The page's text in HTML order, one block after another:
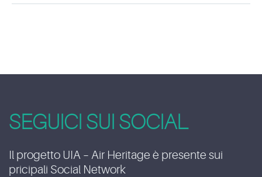
SEGUICI SUI SOCIAL
Il progetto UIA – Air Heritage è presente sui
pricipali Social Network